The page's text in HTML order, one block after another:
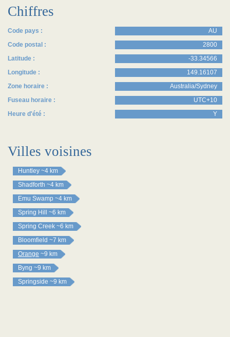
Chiffres
Code pays :
AU
Code postal :
2800
Latitude :
-33.34566
Longitude :
149.16107
Zone horaire :
Australia/Sydney
Fuseau horaire :
UTC+10
Heure d'été :
Y
Villes voisines
Huntley ~4 km
Shadforth ~4 km
Emu Swamp ~4 km
Spring Hill
~6 km
Spring Creek ~6 km
Bloomfield ~7 km
Orange ~9 km
Byng ~9 km
Springside ~9 km